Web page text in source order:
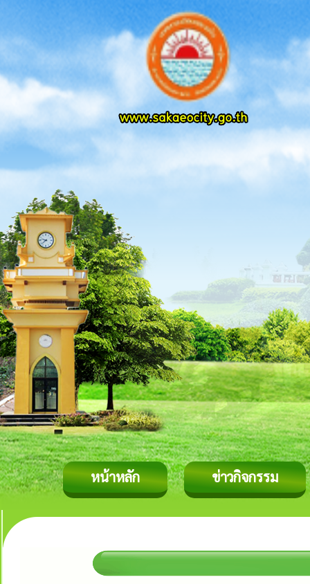
หน้าหลัก ข่าวกิจกรรม